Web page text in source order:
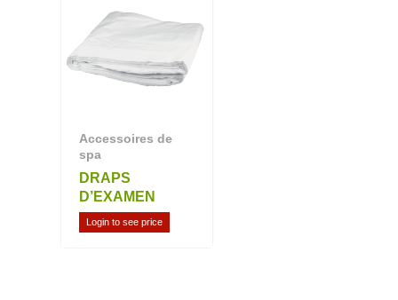
Accessoires de
spa
DRAPS
D’EXAMEN
Login to see price